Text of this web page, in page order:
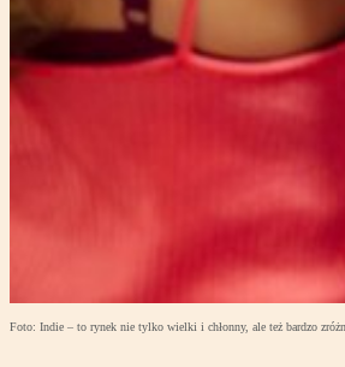
Foto: Indie – to rynek nie tylko wielki i chłonny, ale też bardzo